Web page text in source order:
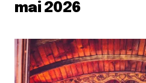
mai 2026